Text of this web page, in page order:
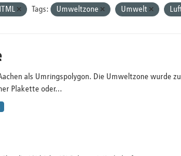
Tags: Umweltzone Umwelt
als Umringspolygon. Die Umweltzone wurde
Plakette oder...